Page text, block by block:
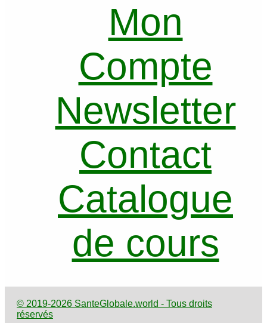
Mon
Compte
Newsletter
Contact
Catalogue
de cours
© 2019-2026 SanteGlobale.world - Tous droits
réservés